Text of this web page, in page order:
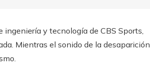
ingeniería y tecnología de CBS Sports,
Mientras el sonido de la desaparición